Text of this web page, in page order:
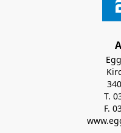
T.
F.